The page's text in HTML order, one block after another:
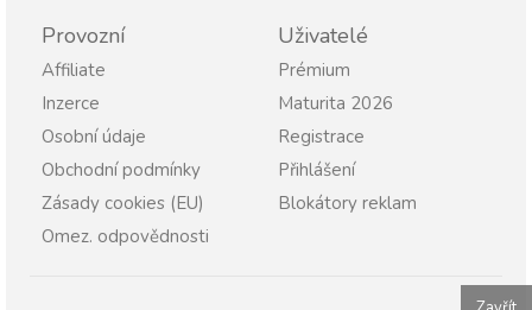
Provozní
Affiliate
Inzerce
Osobní údaje
Obchodní podmínky
Zásady cookies (EU)
Omez. odpovědnosti
Uživatelé
Prémium
Maturita 2026
Registrace
Přihlášení
Blokátory reklam